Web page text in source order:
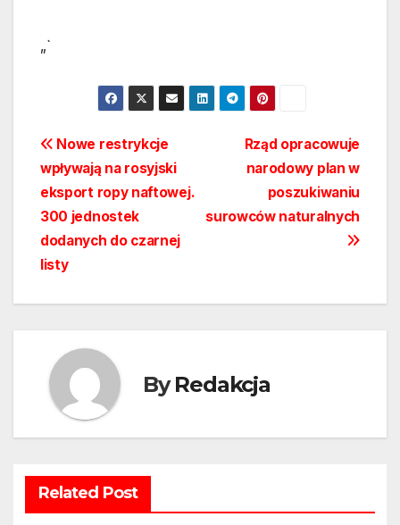
„`
Nawigacja
wpisu
Rząd opracowuje
narodowy plan w
poszukiwaniu
surowców naturalnych
Nowe restrykcje
wpływają na rosyjski
eksport ropy naftowej.
300 jednostek
dodanych do czarnej
listy
ByRedakcja
Related Post